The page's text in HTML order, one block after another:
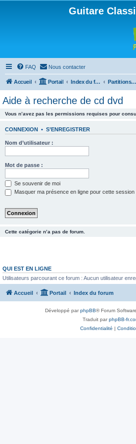
Guitare
FAQ Nous contacter
Accueil Portail Index du forum Partitions pour guitare en libre téléchargement
Aide à recherche de cd dvd
Vous n’avez pas les permissions requises pour
CONNEXION • S’ENREGISTRER
Nom d’utilisateur :
Mot de passe :
Se souvenir de moi
Masquer ma présence en ligne pour cette session
Cette catégorie n’a pas de forum.
QUI EST EN LIGNE
Utilisateurs parcourant ce forum : Aucun utilisateur
Accueil Portail Index du forum
Développé parphpBB® Forum
Traduit parphpBB-
Confidentialité |